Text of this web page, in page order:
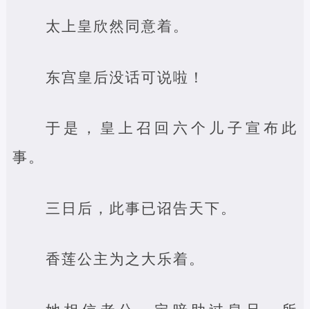
太上皇欣然同意着。
东宫皇后没话可说啦！
于是，皇上召回六个儿子宣布此
事。
三日后，此事已诏告天下。
香莲公主为之大乐着。